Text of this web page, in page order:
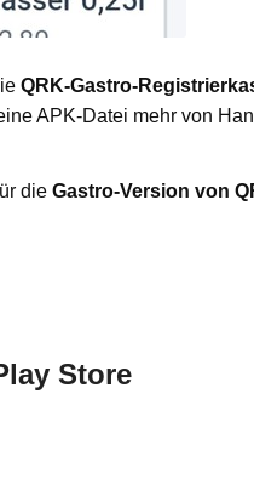
QRK-Gastro-
APK-Datei mehr von
die Gastro-Version von
Store